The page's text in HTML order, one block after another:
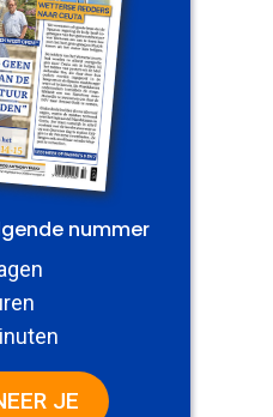
nummer
JE